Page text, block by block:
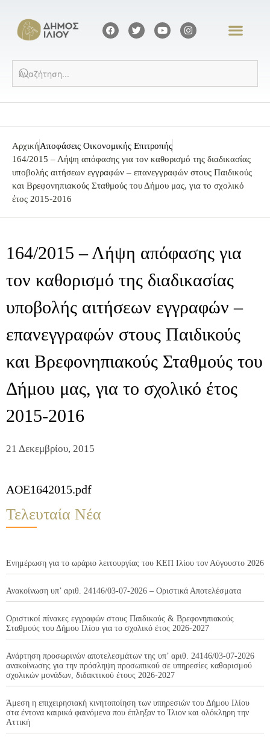
ΑρχικήΑποφάσεις Οικονομικής Επιτροπής
164/2015 – Λήψη απόφασης για τον καθορισμό της διαδικασίας
υποβολής αιτήσεων εγγραφών – επανεγγραφών στους Παιδικούς
και Βρεφονηπιακούς Σταθμούς του Δήμου μας, για το σχολικό
έτος 2015-2016
164/2015 – Λήψη απόφασης για
τον καθορισμό της διαδικασίας
υποβολής αιτήσεων εγγραφών –
επανεγγραφών στους Παιδικούς
και Βρεφονηπιακούς Σταθμούς του
Δήμου μας, για το σχολικό έτος
2015-2016
21 Δεκεμβρίου, 2015
AOE1642015.pdf
Τελευταία Νέα
Ενημέρωση για το ωράριο λειτουργίας του ΚΕΠ Ιλίου τον Αύγουστο 2026
Ανακοίνωση υπ’ αριθ. 24146/03-07-2026 – Οριστικά Αποτελέσματα
Οριστικοί πίνακες εγγραφών στους Παιδικούς & Βρεφονηπιακούς
Σταθμούς του Δήμου Ιλίου για το σχολικό έτος 2026-2027
Ανάρτηση προσωρινών αποτελεσμάτων της υπ’ αριθ. 24146/03-07-2026
ανακοίνωσης για την πρόσληψη προσωπικού σε υπηρεσίες καθαρισμού
σχολικών μονάδων, διδακτικού έτους 2026-2027
Άμεση η επιχειρησιακή κινητοποίηση των υπηρεσιών του Δήμου Ιλίου
στα έντονα καιρικά φαινόμενα που έπληξαν το Ίλιον και ολόκληρη την
Αττική